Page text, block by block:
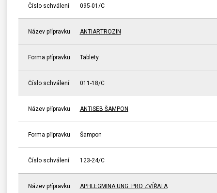
Číslo schválení 095-01/C
Název přípravku ANTIARTROZIN
Forma přípravku Tablety
Číslo schválení 011-18/C
Název přípravku ANTISEB ŠAMPON
Forma přípravku Šampon
Číslo schválení 123-24/C
Název přípravku APHLEGMINA UNG. PRO ZVÍŘATA